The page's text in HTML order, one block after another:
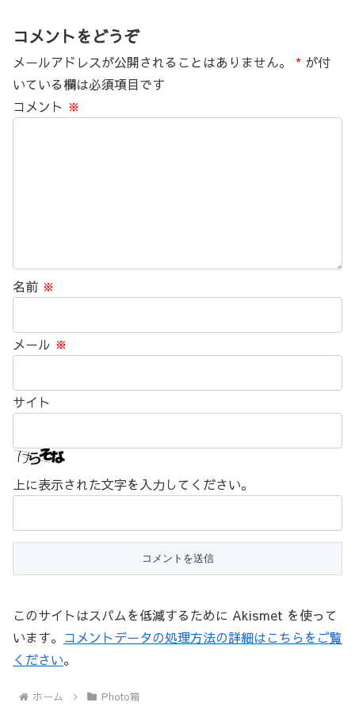
コメントをどうぞ
メールアドレスが公開されることはありません。 * が付
いている欄は必須項目です
コメント ※
名前 ※
メール ※
サイト
上に表示された文字を入力してください。
このサイトはスパムを低減するために Akismet を使って
います。 コメントデータの処理方法の詳細はこちらをご覧
ください。
ホーム Photo箱